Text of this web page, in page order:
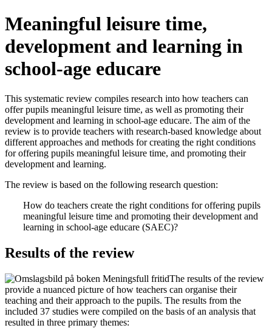
Meaningful leisure time,
development and learning in
school-age educare
This systematic review compiles research into how teachers can
offer pupils meaningful leisure time, as well as promoting their
development and learning in school-age educare. The aim of the
review is to provide teachers with research-based knowledge about
different approaches and methods for creating the right conditions
for offering pupils meaningful leisure time, and promoting their
development and learning.
The review is based on the following research question:
How do teachers create the right conditions for offering pupils
meaningful leisure time and promoting their development and
learning in school-age educare (SAEC)?
Results of the review
The results of the review
provide a nuanced picture of how teachers can organise their
teaching and their approach to the pupils. The results from the
included 37 studies were compiled on the basis of an analysis that
resulted in three primary themes: